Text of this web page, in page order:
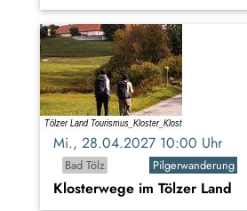
Mi., 28.04.2027 10:00 Uhr
Bad Tölz
Pilgerwanderung
Klosterwege im Tölzer Land